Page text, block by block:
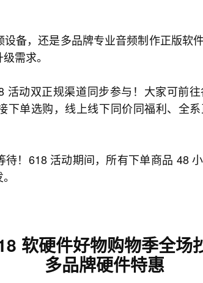
备，还是多品牌专业音频制作正版软
需求。
活动双正规渠道同步参与！大家可前
下单选购，线上线下同价同福利、全
！618 活动期间，所有下单商品 48
软硬件好物购物季全场
多品牌硬件特惠